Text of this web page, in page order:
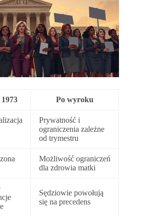
Po wyroku
Prywatność i
ograniczenia zależne
od trymestru
Możliwość ograniczeń
dla zdrowia matki
Sędziowie powołują
się na precedens